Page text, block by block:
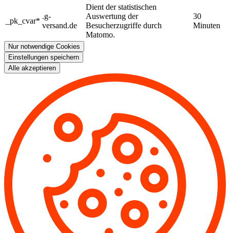
_pk_cvar*
.g-
versand.de
Dient der statistischen
Auswertung der
Besucherzugriffe durch
Matomo.
30
Minuten
Nur notwendige Cookies
Einstellungen speichern
Alle akzeptieren